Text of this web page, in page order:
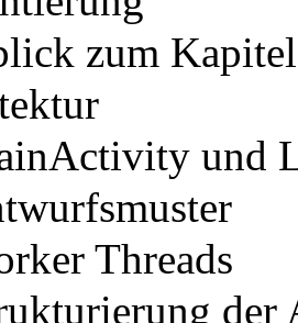
zum Kapitel
und
Threads
der